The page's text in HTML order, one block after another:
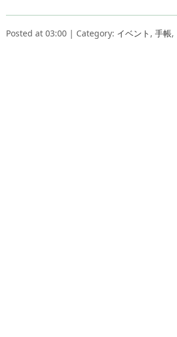
Posted at 03:00 | Category: イベント , 手帳,